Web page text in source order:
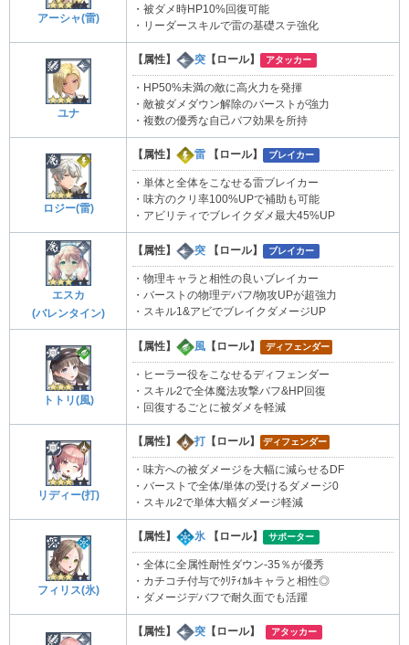
アーシャ(雷)
・被ダメ時HP10%回復可能
・リーダースキルで雷の基礎ステ強化
ユナ
【属性】 突 【ロール】 アタッカー
・HP50%未満の敵に高火力を発揮
・敵被ダメダウン解除のバーストが強力
・複数の優秀な自己バフ効果を所持
ロジー(雷)
【属性】 雷 【ロール】 ブレイカー
・単体と全体をこなせる雷ブレイカー
・味方のクリ率100%UPで補助も可能
・アビリティでブレイクダメ最大45%UP
エスカ
(バレンタイン)
【属性】 突 【ロール】 ブレイカー
・物理キャラと相性の良いブレイカー
・バーストの物理デバフ/物攻UPが超強力
・スキル1&アビでブレイクダメージUP
トトリ(風)
【属性】 風 【ロール】 ディフェンダー
・ヒーラー役をこなせるディフェンダー
・スキル2で全体魔法攻撃バフ&HP回復
・回復するごとに被ダメを軽減
リディー(打)
【属性】 打 【ロール】 ディフェンダー
・味方への被ダメージを大幅に減らせるDF
・バーストで全体/単体の受けるダメージ0
・スキル2で単体大幅ダメージ軽減
フィリス(氷)
【属性】 氷 【ロール】 サポーター
・全体に全属性耐性ダウン-35％が優秀
・カチコチ付与でｸﾘﾃｨｶﾙキャラと相性◎
・ダメージデバフで耐久面でも活躍
【属性】 突 【ロール】 アタッカー